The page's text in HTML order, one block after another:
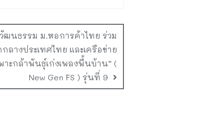
ฒนธรรม ม.หอการค้าไทย ร่วม
างประเทศไทย และเครือข่าย
าะกล้าพันธุ์เก่งเพลงพื้นบ้าน” (
New Gen FS ) รุ่นที่ 9